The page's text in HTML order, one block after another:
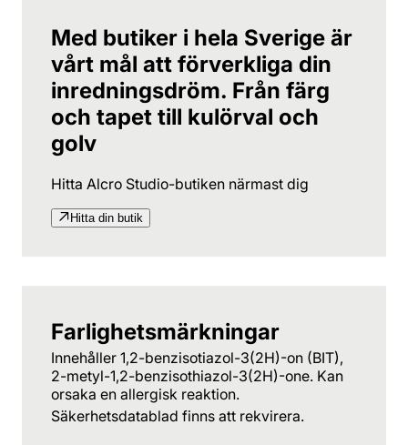
Med butiker i hela Sverige är
vårt mål att förverkliga din
inredningsdröm. Från färg
och tapet till kulörval och
golv
Hitta Alcro Studio-butiken närmast dig
Hitta din butik
Farlighetsmärkningar
Innehåller 1,2-benzisotiazol-3(2H)-on (BIT),
2-metyl-1,2-benzisothiazol-3(2H)-one. Kan
orsaka en allergisk reaktion.
Säkerhetsdatablad finns att rekvirera.